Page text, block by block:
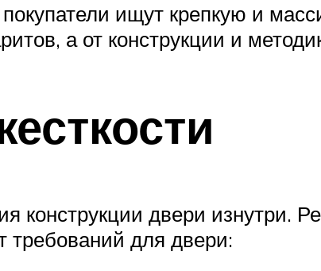
ищут крепкую и
а от конструкции и
конструкции двери изнутри.
требований для двери: